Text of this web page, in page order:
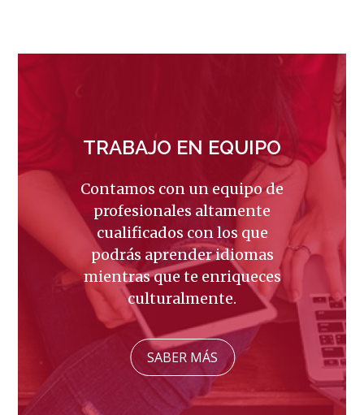
NUESTRA CALIDAD DA
QUE HABLAR
Apostamos por unos valores
sólidos basados en el
respeto, la iniciativa y la
excelencia académica para
seguir evolucionando junto a
los estudiantes.
SABER MÁS